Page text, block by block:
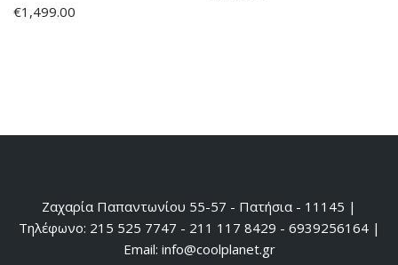
€1,499.00
Ζαχαρία Παπαντωνίου 55-57 - Πατήσια - 11145 |
Τηλέφωνο: 215 525 7747 - 211 117 8429 - 6939256164 |
Email: info@coolplanet.gr